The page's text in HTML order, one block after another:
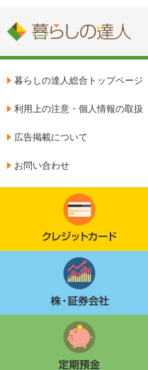
暮らしの達人総合トップページ
利用上の注意・個人情報の取扱
広告掲載について
お問い合わせ
クレジットカード
株・証券会社
定期貯金